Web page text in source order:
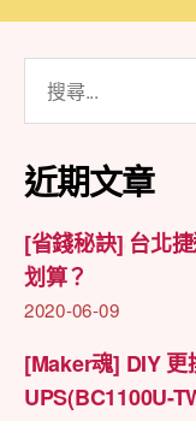
分
頁
關
鍵
字:
近期文章
[省錢秘訣] 台北
划算？
2020-06-09
[Maker魂] DIY 更
UPS(BC1100U-